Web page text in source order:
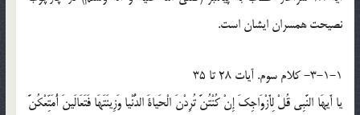
نصيحت همسران ايشان است.
3-1-1- کلام سوم. آيات 28 تا 35
يا أَيهَا النَّبِي قُلْ لِأَزْوَاجِكَ إِنْ كُنْتُنَّ تُرِدْنَ الْحَياةَ الدُّنْيا وَزِينَتَهَا فَتَعَالَينَ أُمَتِّعْكُنَّ